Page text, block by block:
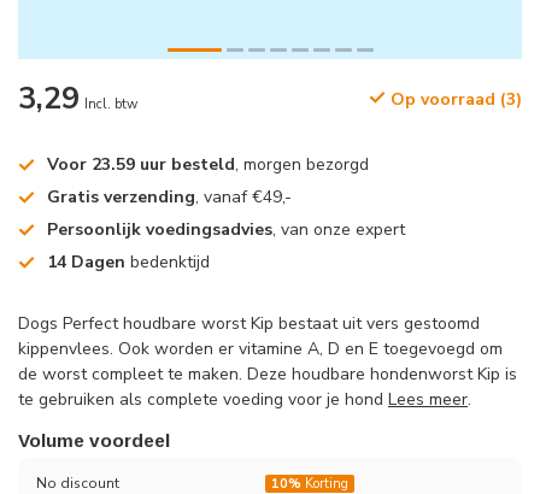
3,29 Incl. btw Op voorraad (3)
Voor 23.59 uur besteld, morgen bezorgd
Gratis verzending, vanaf €49,-
Persoonlijk voedingsadvies, van onze expert
14 Dagen bedenktijd
Dogs Perfect houdbare worst Kip bestaat uit vers gestoomd
kippenvlees. Ook worden er vitamine A, D en E toegevoegd om
de worst compleet te maken. Deze houdbare hondenworst Kip is
te gebruiken als complete voeding voor je hond Lees meer.
Volume voordeel
No discount 10% Korting